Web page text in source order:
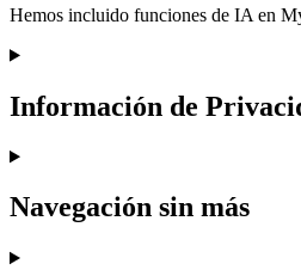
Hemos incluido funciones de IA en
Información de
Navegación sin más